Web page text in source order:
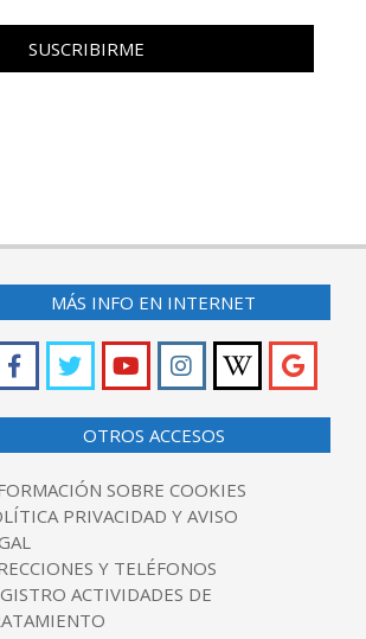
MÁS INFO EN INTERNET
OTROS ACCESOS
SOBRE COOKIES
PRIVACIDAD Y AVISO
Y TELÉFONOS
ACTIVIDADES DE